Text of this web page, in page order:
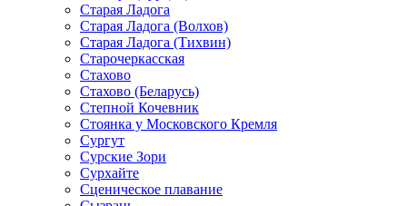
Старая Ладога
Старая Ладога (Волхов)
Старая Ладога (Тихвин)
Старочеркасская
Стахово
Стахово (Беларусь)
Степной Кочевник
Стоянка у Московского Кремля
Сургут
Сурские Зори
Сурхайте
Сценическое плавание